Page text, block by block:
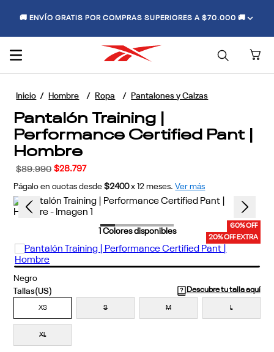
🚚 ENVÍO GRATIS POR COMPRAS SUPERIORES A $70.000 🚚
Hombre Ropa Pantalones y Calzas
Pantalón Training |
Performance Certified Pant |
Hombre
$89.990 $28.797
Págalo en cuotas desde $2400 x 12 meses. Ver más
60% OFF
20% OFF EXTRA
Colores disponibles
Negro
Descubre tu talla aquí
XS S M L
XL